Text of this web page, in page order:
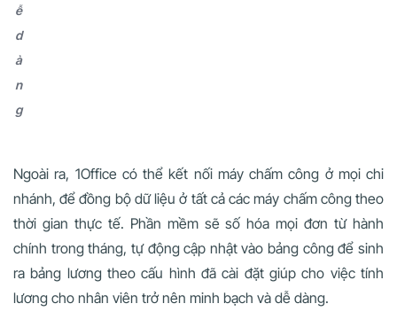
ễ
d
à
n
g
Ngoài ra, 1Office có thể kết nối máy chấm công ở mọi chi
nhánh, để đồng bộ dữ liệu ở tất cả các máy chấm công theo
thời gian thực tế. Phần mềm sẽ số hóa mọi đơn từ hành
chính trong tháng, tự động cập nhật vào bảng công để sinh
ra bảng lương theo cấu hình đã cài đặt giúp cho việc tính
lương cho nhân viên trở nên minh bạch và dễ dàng.